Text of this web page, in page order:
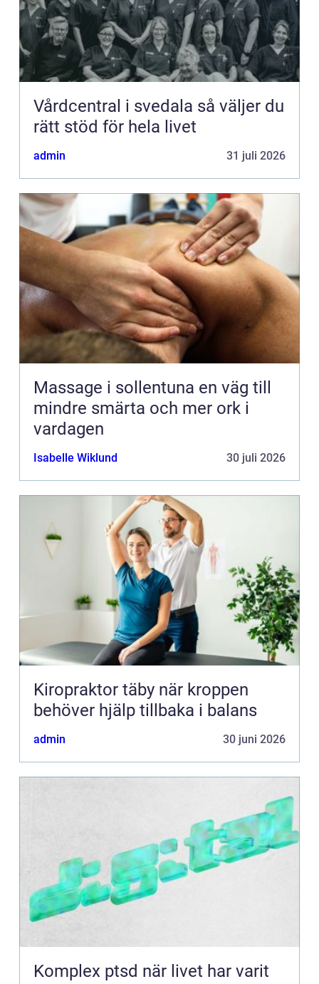
Vårdcentral i svedala så väljer du
rätt stöd för hela livet
admin 31 juli 2026
Massage i sollentuna en väg till
mindre smärta och mer ork i
vardagen
Isabelle Wiklund 30 juli 2026
Kiropraktor täby när kroppen
behöver hjälp tillbaka i balans
admin 30 juni 2026
Komplex ptsd när livet har varit